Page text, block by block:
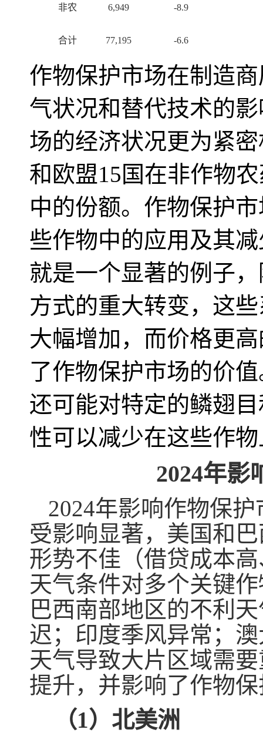
非农 6,949 -8.9
合计 77,195 -6.6
作物保护市场在制造
气状况和替代技术的
场的经济状况更为紧
和欧盟15国在非作物
中的份额。作物保护
些作物中的应用及其
就是一个显著的例子
方式的重大转变，这
大幅增加，而价格更
了作物保护市场的价
还可能对特定的鳞翅
性可以减少在这些作
2024年影
2024年影响作物保
受影响显著，美国和
形势不佳（借贷成本
天气条件对多个关键
巴西南部地区的不利
迟；印度季风异常；
天气导致大片区域需
提升，并影响了作物
（1）北美洲